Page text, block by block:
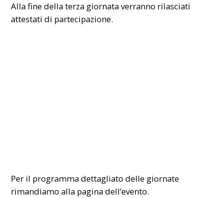
Alla fine della terza giornata verranno rilasciati
attestati di partecipazione.
Per il programma dettagliato delle giornate
rimandiamo alla pagina dell’evento.